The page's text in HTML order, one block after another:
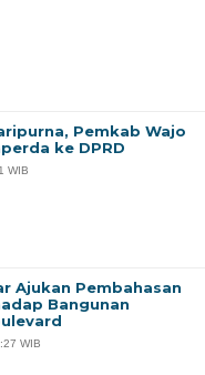
Pemkab Wajo
ke DPRD
WIB
Ajukan Pembahasan
Bangunan
WIB